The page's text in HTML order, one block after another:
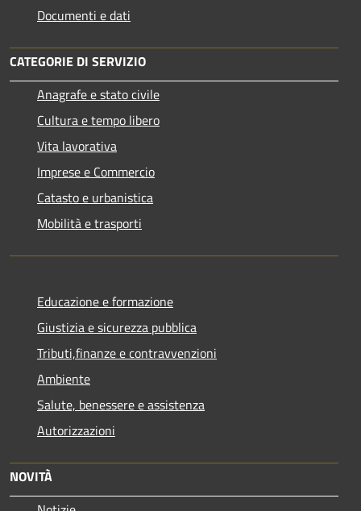
Documenti e dati
CATEGORIE DI SERVIZIO
Anagrafe e stato civile
Cultura e tempo libero
Vita lavorativa
Imprese e Commercio
Catasto e urbanistica
Mobilità e trasporti
Educazione e formazione
Giustizia e sicurezza pubblica
Tributi,finanze e contravvenzioni
Ambiente
Salute, benessere e assistenza
Autorizzazioni
NOVITÀ